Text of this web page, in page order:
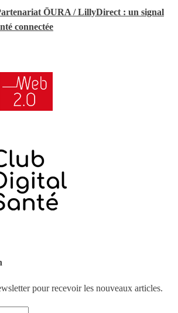
ŌURA / LillyDirect : un signal
connectée
pour recevoir les nouveaux articles.